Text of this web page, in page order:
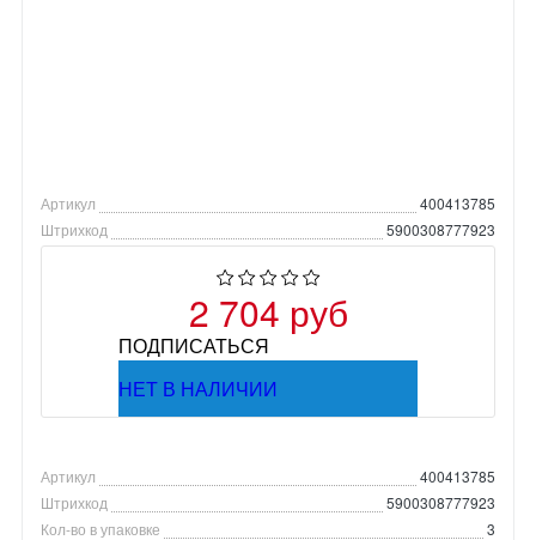
Артикул
400413785
Штрихкод
5900308777923
2 704 руб
ПОДПИСАТЬСЯ
НЕТ В НАЛИЧИИ
Артикул
400413785
Штрихкод
5900308777923
Кол-во в упаковке
3